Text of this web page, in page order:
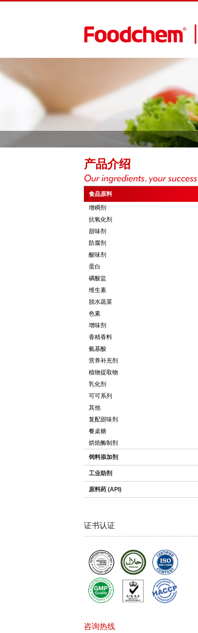
产品介绍
食品原料
增稠剂
抗氧化剂
甜味剂
防腐剂
酸味剂
蛋白
磷酸盐
维生素
脱水蔬菜
色素
增味剂
香精香料
氨基酸
营养补充剂
植物提取物
乳化剂
可可系列
其他
复配甜味剂
餐桌糖
烘焙酶制剂
饲料添加剂
工业助剂
原料药 (API)
证书认证
咨询热线